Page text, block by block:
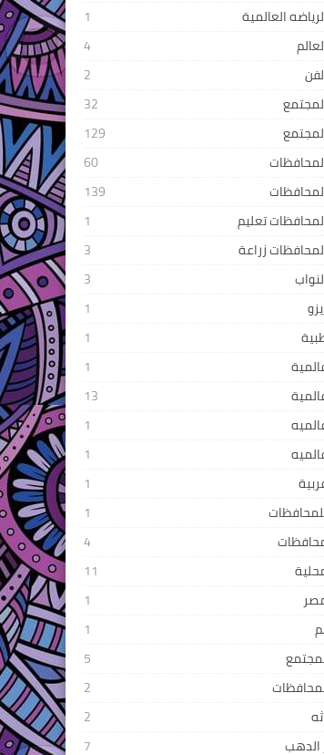
العالمية
1
4
2
32
129
60
139
تعليم
1
زراعة
3
3
1
1
1
13
1
1
1
1
4
11
1
1
5
2
2
الدهب
7